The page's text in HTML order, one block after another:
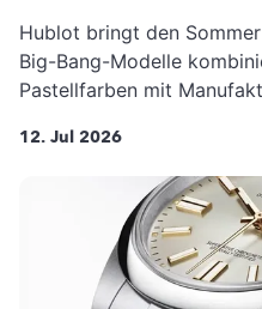
Hublot bringt den
Big-Bang-Modelle
Pastellfarben mit
12. Jul 2026